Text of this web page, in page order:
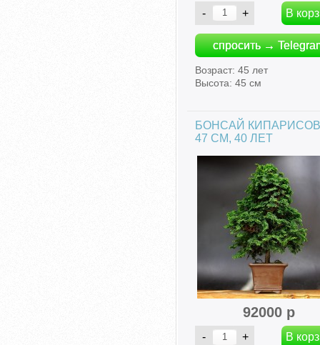
спросить →
Возраст: 45 лет
Высота: 45 см
БОНСАЙ
47 СМ, 40 ЛЕТ
92000 р